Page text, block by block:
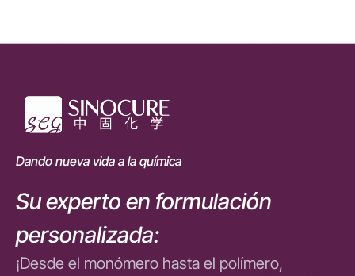
Dando nueva vida a la química
Su experto en formulación
personalizada:
¡Desde el monómero hasta el polímero,